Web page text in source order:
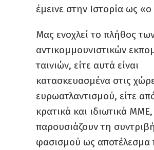
έμεινε στην Ιστορία ως
Μας ενοχλεί το πλήθος
αντικομμουνιστικών
ταινιών, είτε αυτά είναι
κατασκευασμένα στις
ευρωατλαντισμού, είτε
κρατικά και ιδιωτικά
παρουσιάζουν τη
φασισμού ως αποτέλεσμα